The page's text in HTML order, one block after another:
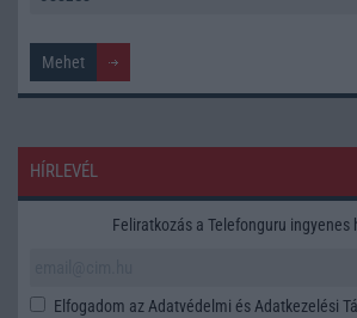
HÍRLEVÉL
Feliratkozás a Telefonguru ingyenes
Elfogadom az Adatvédelmi és Adatkezelési